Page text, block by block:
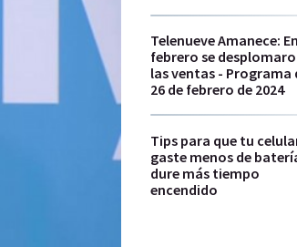
Telenueve Amanece: En
febrero se
las ventas - Programa
26 de febrero de 2024
Tips para que tu
gaste menos de
dure más tiempo
encendido